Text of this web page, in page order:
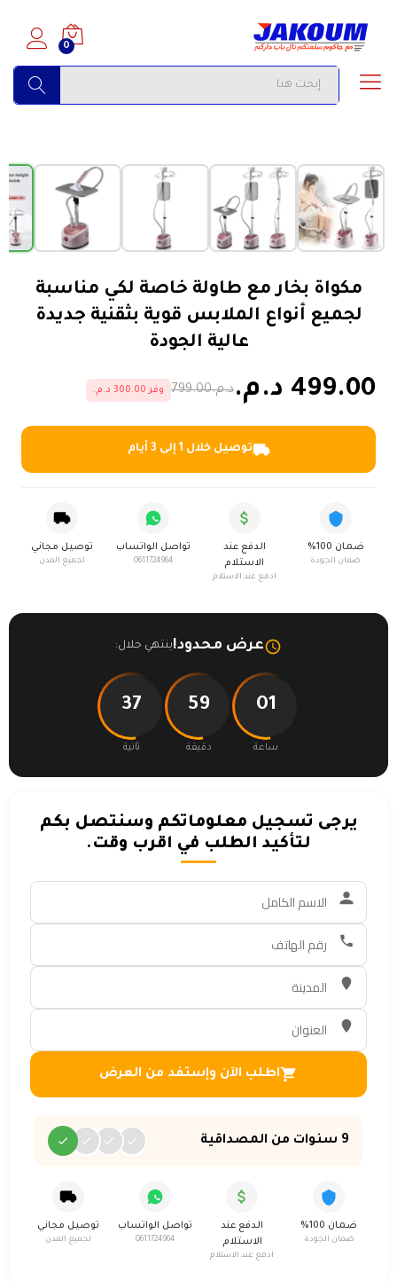
0
الأكثر مبيعاً
مكواة بخار مع طاولة خاصة لكي مناسبة
لجميع أنواع الملابس قوية بثقنية جديدة
عالية الجودة
499.00 د.م. د.م.799.00 وفر 300.00 د.م.
توصيل خلال 1 إلى 3 أيام
ضمان 100%
ضمان الجودة
الدفع عند
الاستلام
ادفع عند الاستلام
تواصل الواتساب
0611724964
توصيل مجاني
لجميع المدن
عرض محدود!ينتهي خلال:
01
ساعة
59
دقيقة
37
ثانية
يرجى تسجيل معلوماتكم وسنتصل بكم
لتأكيد الطلب في اقرب وقت.
اطلب الآن وإستفد من العرض
9 سنوات من المصداقية
ضمان 100%
ضمان الجودة
الدفع عند
الاستلام
ادفع عند الاستلام
تواصل الواتساب
0611724964
توصيل مجاني
لجميع المدن